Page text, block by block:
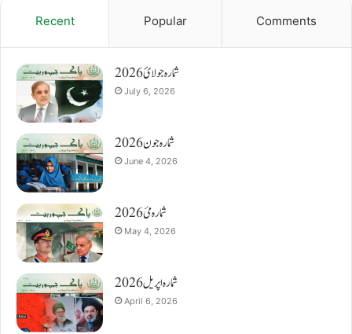
Recent Popular Comments
شمارہ جولائ 2026
July 6, 2026
شمارہ جون 2026
June 4, 2026
شمارہ مئ 2026
May 4, 2026
شمارہ اپریل 2026
April 6, 2026